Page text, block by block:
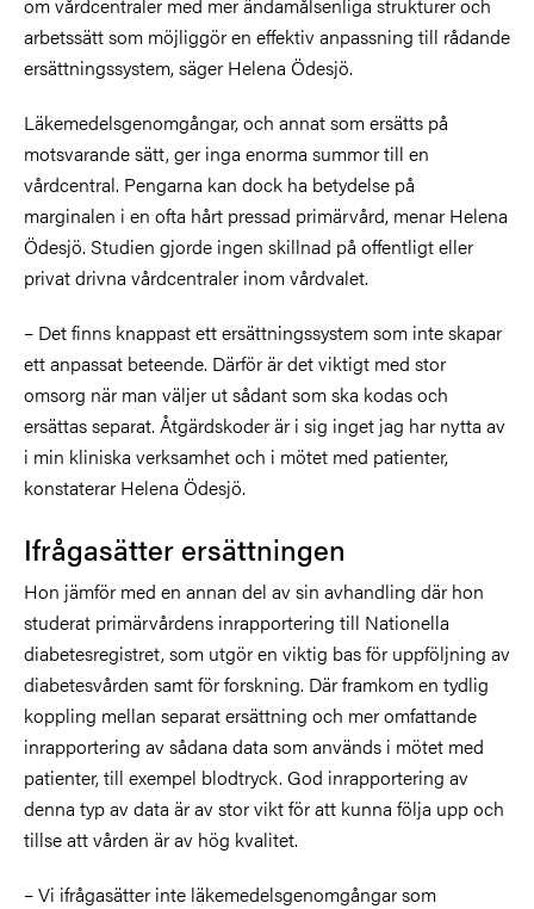
arbetssätt som möjliggör en effektiv anpassning till rådande
ersättningssystem, säger Helena Ödesjö.
Läkemedelsgenomgångar, och annat som ersätts på
motsvarande sätt, ger inga enorma summor till en
vårdcentral. Pengarna kan dock ha betydelse på
marginalen i en ofta hårt pressad primärvård, menar Helena
Ödesjö. Studien gjorde ingen skillnad på offentligt eller
privat drivna vårdcentraler inom vårdvalet.
– Det finns knappast ett ersättningssystem som inte skapar
ett anpassat beteende. Därför är det viktigt med stor
omsorg när man väljer ut sådant som ska kodas och
ersättas separat. Åtgärdskoder är i sig inget jag har nytta av
i min kliniska verksamhet och i mötet med patienter,
konstaterar Helena Ödesjö.
Ifrågasätter ersättningen
Hon jämför med en annan del av sin avhandling där hon
studerat primärvårdens inrapportering till Nationella
diabetesregistret, som utgör en viktig bas för uppföljning av
diabetesvården samt för forskning. Där framkom en tydlig
koppling mellan separat ersättning och mer omfattande
inrapportering av sådana data som används i mötet med
patienter, till exempel blodtryck. God inrapportering av
denna typ av data är av stor vikt för att kunna följa upp och
tillse att vården är av hög kvalitet.
– Vi ifrågasätter inte läkemedelsgenomgångar som